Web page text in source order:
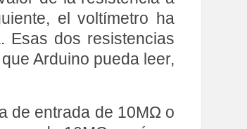
el voltímetro ha
Esas dos resistencias
Arduino pueda leer,
de entrada de 10MΩ o